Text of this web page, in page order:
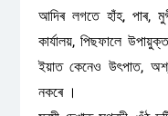
আদিৰ লগতে হাঁহ, পাৰ,
কাৰ্যালয়, পিছফালে
ইয়াত কেনেও উৎপাত,
নকৰে ।